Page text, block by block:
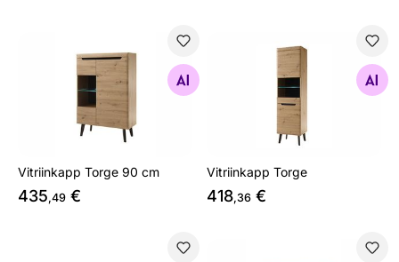
Vitriinkapp Torge 90 cm
Otsi sarnaseid
Vitriinkapp Torge 90 cm
435,49 €
Vitriinkapp Torge
Otsi sarnaseid
Vitriinkapp Torge
418,36 €